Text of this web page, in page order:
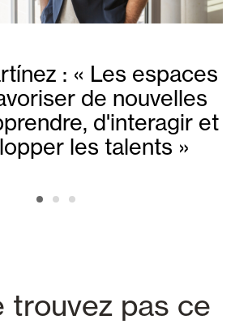
: « Les espaces
de nouvelles
d'interagir et
les talents »
trouvez pas ce